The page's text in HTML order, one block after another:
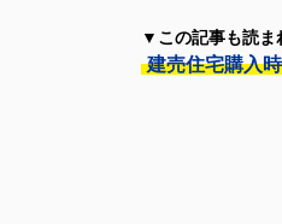
▼この記事も読ま
建売住宅購入